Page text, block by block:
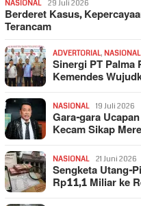
NASIONAL 29 Juli 2026
Berderet Kasus,
Terancam
ADVERTORIAL, NASIONAL
Sinergi PT Palma
Kemendes
NASIONAL 19 Juli 2026
Gara-gara
Kecam Sikap
NASIONAL 21 Juni 2026
Sengketa Utang-
Rp11,1 Miliar ke